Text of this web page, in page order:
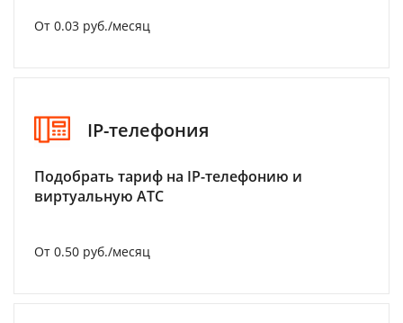
От 0.03 руб./месяц
IP-телефония
Подобрать тариф на IP-телефонию и
виртуальную АТС
От 0.50 руб./месяц